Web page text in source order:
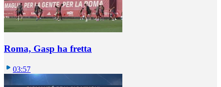
Roma, Gasp ha fretta
03:57